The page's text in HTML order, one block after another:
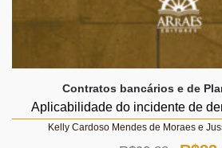
Contratos bancários e de
Aplicabilidade do incidente de
Kelly Cardoso Mendes de Moraes e